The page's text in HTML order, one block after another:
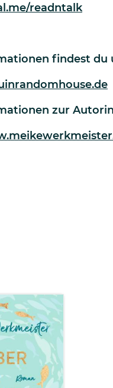
readntalk
findest du
zur